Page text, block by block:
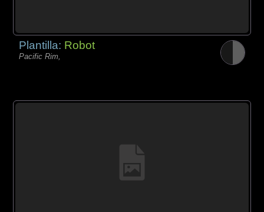
Plantilla: Robot
Pacific Rim,